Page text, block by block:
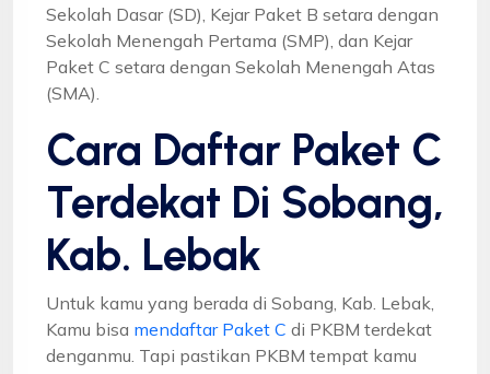
Sekolah Dasar (SD), Kejar Paket B setara dengan
Sekolah Menengah Pertama (SMP), dan Kejar
Paket C setara dengan Sekolah Menengah Atas
(SMA).
Cara Daftar Paket C
Terdekat Di Sobang,
Kab. Lebak
Untuk kamu yang berada di Sobang, Kab. Lebak,
Kamu bisa mendaftar Paket C di PKBM terdekat
denganmu. Tapi pastikan PKBM tempat kamu